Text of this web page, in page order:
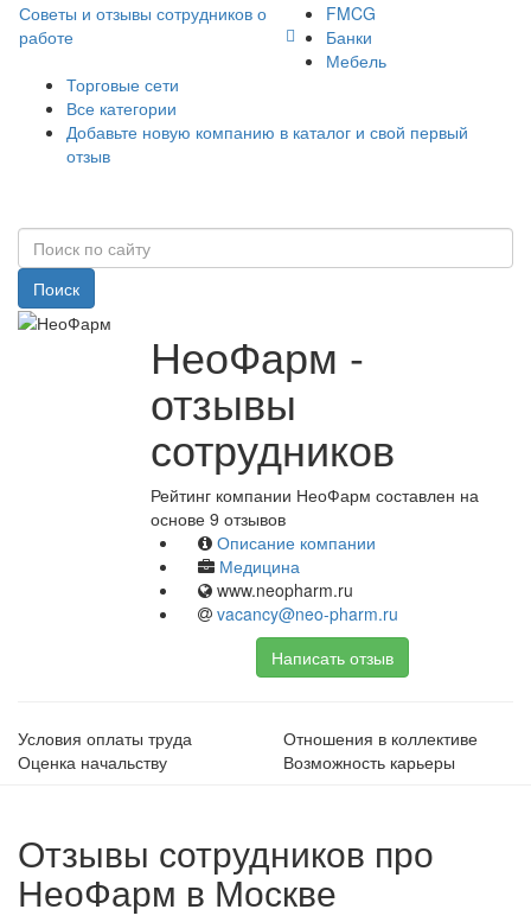
Советы и отзывы сотрудников о
работе
FMCG
Банки
Мебель
Торговые сети
Все категории
Добавьте новую компанию в каталог и свой первый
отзыв
Поиск
НеоФарм -
отзывы
сотрудников
Рейтинг компании НеоФарм составлен на
основе 9 отзывов
Описание компании
Медицина
www.neopharm.ru
vacancy@neo-pharm.ru
Написать отзыв
Условия оплаты труда
Отношения в коллективе
Оценка начальству
Возможность карьеры
Отзывы сотрудников про
НеоФарм в Москве